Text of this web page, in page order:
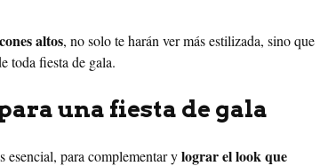
altos, no solo te harán ver más estilizada, sino que
toda fiesta de gala.
una fiesta de gala
esencial, para complementar ylograr el look que